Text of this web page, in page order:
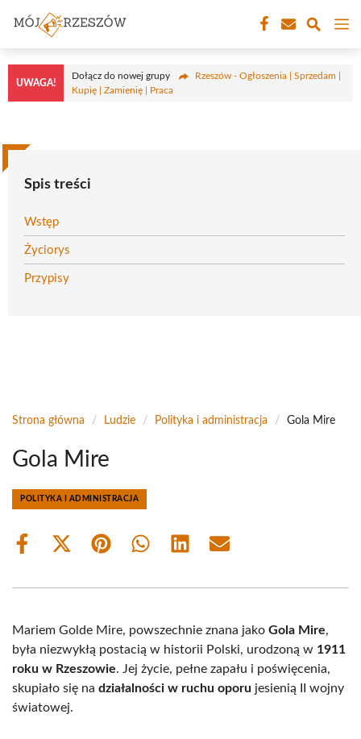
treści
UWAGA!
Dołącz do nowej grupy
Rzeszów - Ogłoszenia | Sprzedam |
Kupię | Zamienię | Praca
Spis treści
Wstęp
Życiorys
Przypisy
Strona główna / Ludzie / Polityka i administracja / Gola Mire
Gola Mire
POLITYKA I ADMINISTRACJA
Share
Share
(Twitter)
Share Share Share Share
Mariem Golde Mire, powszechnie znana jako Gola Mire,
była niezwykłą postacią w historii Polski, urodzoną w 1911
roku w Rzeszowie. Jej życie, pełne zapału i poświęcenia,
skupiało się na działalności w ruchu oporu jesienią II wojny
światowej.